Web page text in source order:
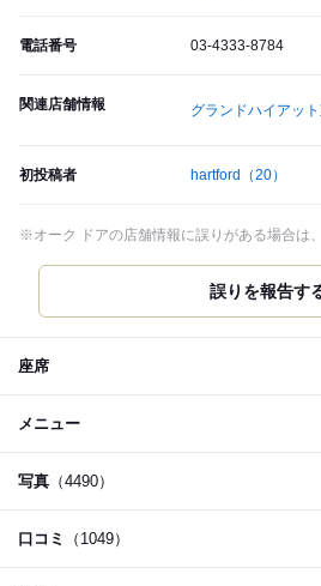
電話番号 03-4333-8784
関連店舗情報 グランドハイアッ
初投稿者 hartford （20）
※オーク ドアの店舗情報に誤りがある場合は
誤りを報告す
座席
メニュー
写真 （4490）
口コミ （1049）